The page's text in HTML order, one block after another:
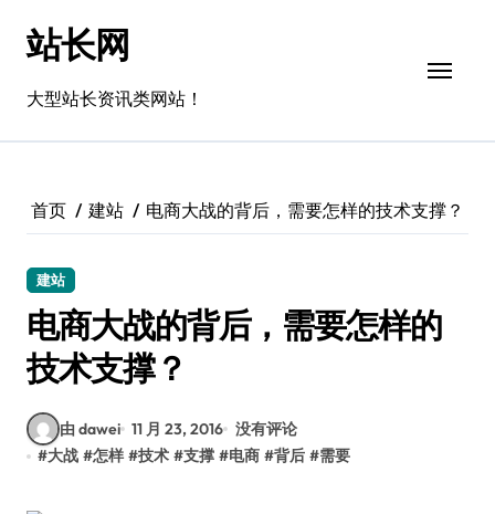
站长网
大型站长资讯类网站！
首页 建站 电商大战的背后，需要怎样的技术支撑？
建站
电商大战的背后，需要怎样的
技术支撑？
由 dawei 11 月 23, 2016 没有评论
#大战 #怎样 #技术 #支撑 #电商 #背后 #需要